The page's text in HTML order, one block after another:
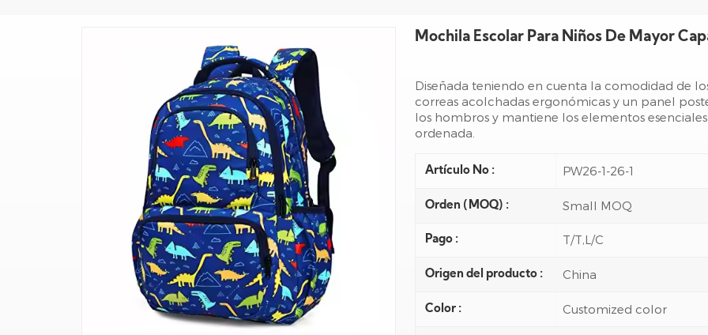
Mochila Escolar Para Niños De Mayor
Diseñada teniendo en cuenta la comodidad de
correas acolchadas ergonómicas y un panel
los hombros y mantiene los elementos
ordenada.
Artículo No : PW26-1-26-1
Orden (MOQ) : Small MOQ
Pago : T/T,L/C
Origen del producto : China
Color : Customized color